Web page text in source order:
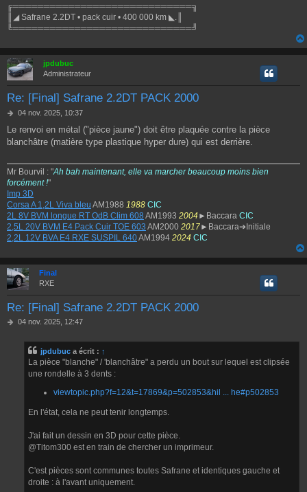
╔═════════════════════════════╗
║◢ Safrane 2.2DT • pack cuir • 400 000 km ◣.║
╚═════════════════════════════╝
jpdubuc
Administrateur
Re: [Final] Safrane 2.2DT PACK 2000
M
s
s
g
e
04 nov. 2025, 10:37
Le renvoi en métal ("pièce jaune") doit être plaquée contre la pièce
blanchâtre (matière type plastique hyper dure) qui est derrière.
Mr Bourvil : "Ah bah maintenant, elle va marcher beaucoup moins bien
forcément !"
Imp 3D
Corsa A 1,2L Viva bleu AM1988 1988 CIC
2L 8V BVM longue RT OdB Clim 608 AM1993 2004 ►Baccara CIC
2,5L 20V BVM E4 Pack Cuir TOE 603 AM2000 2017►Baccara➔Initiale
2,2L 12V BVA E4 RXE SUSPIL 640AM1994 2024 CIC
Final
RXE
Re: [Final] Safrane 2.2DT PACK 2000
M
04 nov. 2025, 12:47
jpdubuc a écrit : ↑
La pièce "blanche" / 'blanchâtre" a perdu un bout sur lequel est clipsée
une rondelle à 3 dents :
viewtopic.php?f=12&t=17869&p=502853&hil ... he#p502853
En l'état, cela ne peut tenir longtemps.
J'ai fait un dessin en 3D pour cette pièce.
@Titom300 est en train de chercher un imprimeur.
C'est pièces sont communes toutes Safrane et identiques gauche et
droite : à l'avant uniquement.